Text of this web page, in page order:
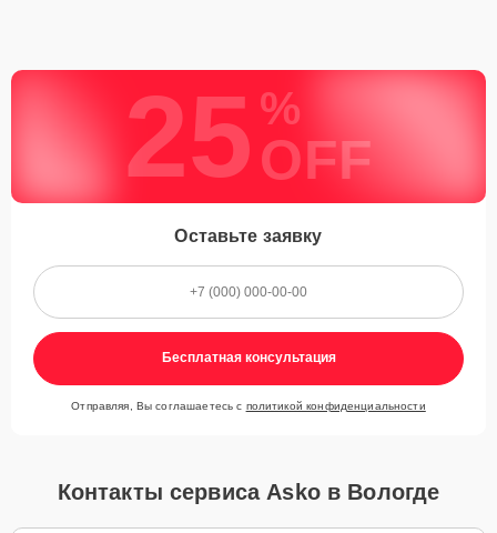
25 %
OFF
Оставьте заявку
Бесплатная консультация
Отправляя, Вы соглашаетесь с политикой конфиденциальности
Контакты сервиса Asko в Вологде